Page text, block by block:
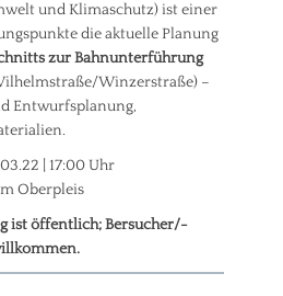
und Klimaschutz) ist einer
die aktuelle Planung
zur Bahnunterführung
Winzerstraße) –
Entwurfsplanung,
| 17:00 Uhr
Oberpleis
ist öffentlich; Bersucher/-